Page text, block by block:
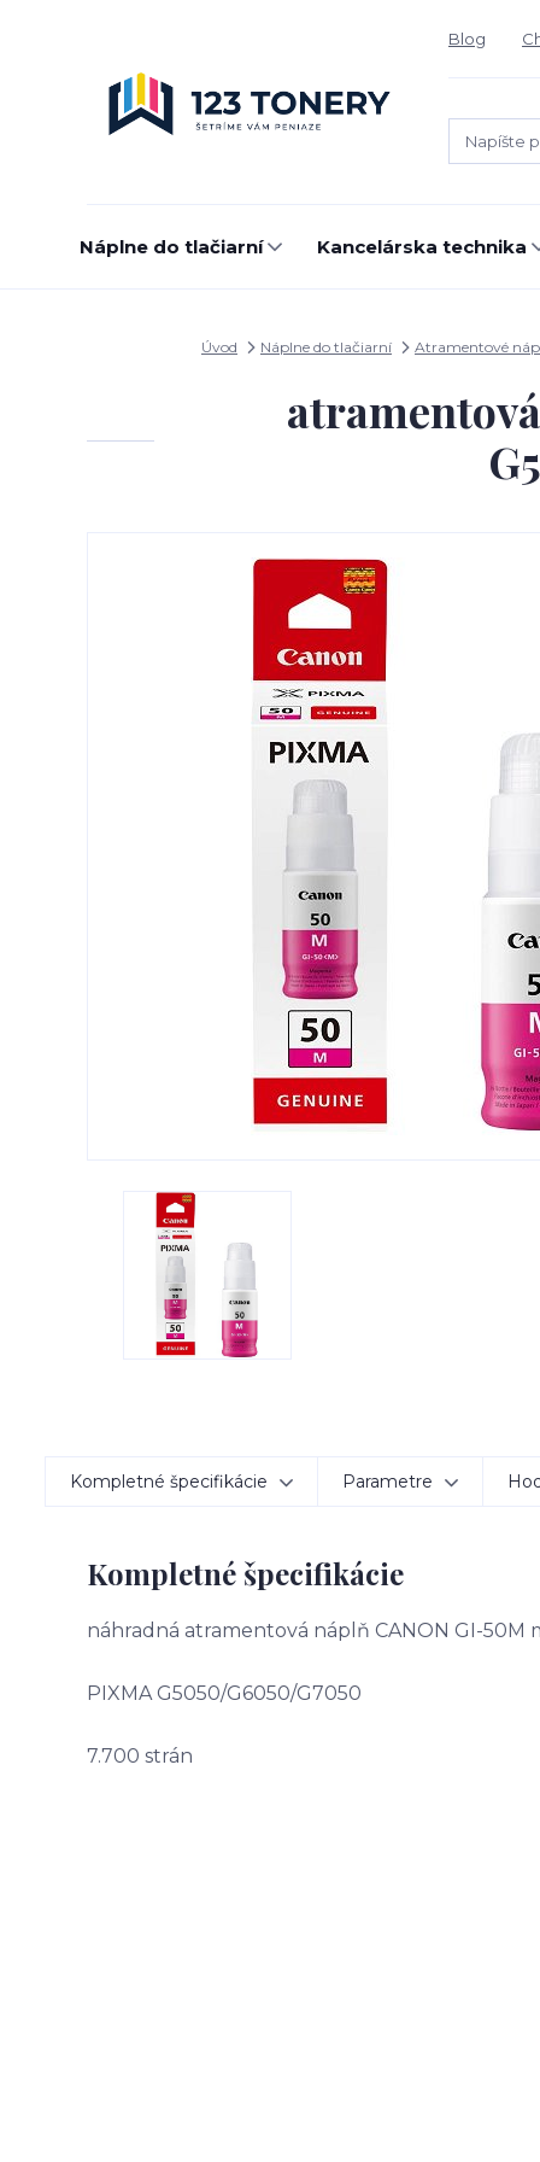
Blog
Náplne do tlačiarní Kancelárska technika
Úvod Náplne do tlačiarní Atramentové
Kompletné špecifikácie Parametre
Kompletné špecifikácie
náhradná atramentová náplň CANON GI-50M
PIXMA G5050/G6050/G7050
7.700 strán